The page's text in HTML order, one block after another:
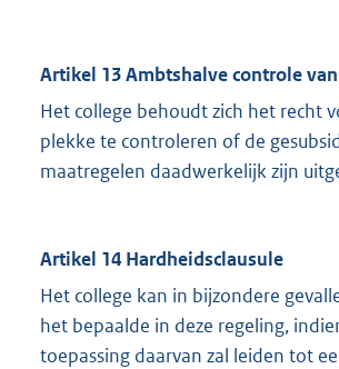
Artikel 13 Ambtshalve controle
Het college behoudt zich het recht
plekke te controleren of de
maatregelen daadwerkelijk zijn
Artikel 14 Hardheidsclausule
Het college kan in bijzondere
het bepaalde in deze regeling,
toepassing daarvan zal leiden tot